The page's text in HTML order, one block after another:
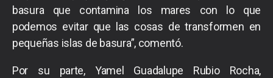
basura que contamina los mares con lo que
podemos evitar que las cosas de transformen en
pequeñas islas de basura”, comentó.
Por su parte, Yamel Guadalupe Rubio Rocha,